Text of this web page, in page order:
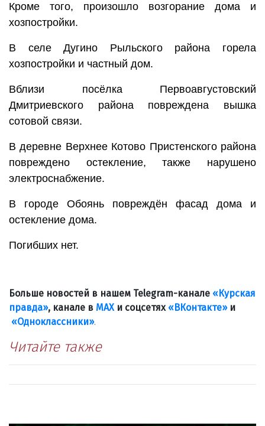
Кроме того, произошло возгорание дома и
хозпостройки.
В селе Дугино Рыльского района горела
хозпостройки и частный дом.
Вблизи посёлка Первоавгустовский
Дмитриевского района повреждена вышка
сотовой связи.
В деревне Верхнее Котово Пристенского района
повреждено остекление, также нарушено
электроснабжение.
В городе Обоянь повреждён фасад дома и
остекление дома.
Погибших нет.
Больше новостей в нашем Telegram-канале «Курская
правда», канале в МАХи соцсетях «ВКонтакте»и
«Одноклассники».
Читайте также